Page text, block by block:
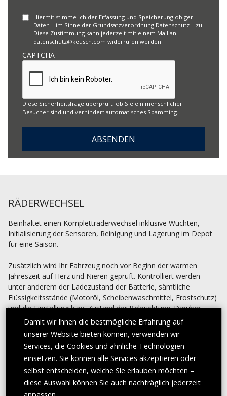
Hiermit stimme ich der Erfassung und Speicherung obiger
Daten – im Sinne der Grundsatzverordnung Datenschutz – zu.
Diese Zustimmung kann jederzeit mit einem Mail an
datenschutz@keusch.com widerrufen werden.
CAPTCHA
Diese Sicherheitsfrage überprüft, ob Sie ein menschlicher
Besucher sind und verhindert automatisches Spamming.
RÄDERWECHSEL
Beinhaltet einen Kompletträderwechsel inklusive Wuchten,
Initialisierung der Sensoren, Reinigung und Lagerung im Depot
für eine Saison.
Zusätzlich wird Ihr Fahrzeug noch vor Beginn der warmen
Jahreszeit auf Herz und Nieren geprüft. Kontrolliert werden
unter anderem der Ladezustand der Batterie, sämtliche
Flüssigkeitsstände (Motoröl, Scheibenwaschmittel, Frostschutz)
und die Einstellung bzw. Zustand der Beleuchtung. Darüber
hinaus der Zustand und Druck der Reifen (Profiltiefe,
Beschädigung, etc.) inklusive Reserverad und Wischerblätter, die
Bremsanlage (ebenfalls Bremsbeläge und -scheiben) und
Bremsflüssigkeit, sowie der Unterboden. Nachgefüllte Mengen
werden gesondert verrechnet und sind nicht im Preis inkludiert.
Preis des Leistungsumfanges regulär: € 162,70,-
Damit wir Ihnen die bestmögliche Erfahrung auf
unserer Website bieten können, verwenden wir
Services, die Cookies und ähnliche Technologien
einsetzen. Sie können alle Services akzeptieren oder
selbst entscheiden, welche Sie erlauben möchten –
diese Auswahl können Sie auch nachträglich jederzeit